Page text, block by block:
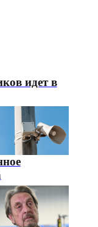
идет в